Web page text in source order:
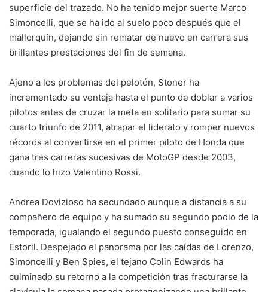
superficie del trazado. No ha tenido mejor suerte Marco
Simoncelli, que se ha ido al suelo poco después que el
mallorquín, dejando sin rematar de nuevo en carrera sus
brillantes prestaciones del fin de semana.
Ajeno a los problemas del pelotón, Stoner ha
incrementado su ventaja hasta el punto de doblar a varios
pilotos antes de cruzar la meta en solitario para sumar su
cuarto triunfo de 2011, atrapar el liderato y romper nuevos
récords al convertirse en el primer piloto de Honda que
gana tres carreras sucesivas de MotoGP desde 2003,
cuando lo hizo Valentino Rossi.
Andrea Dovizioso ha secundado aunque a distancia a su
compañero de equipo y ha sumado su segundo podio de la
temporada, igualando el segundo puesto conseguido en
Estoril. Despejado el panorama por las caídas de Lorenzo,
Simoncelli y Ben Spies, el tejano Colin Edwards ha
culminado su retorno a la competición tras fracturarse la